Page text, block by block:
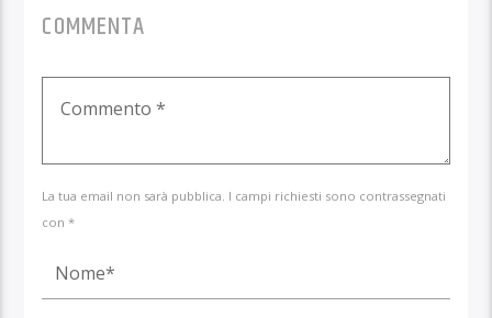
COMMENTA
La tua email non sarà pubblica. I campi richiesti sono contrassegnati
con *